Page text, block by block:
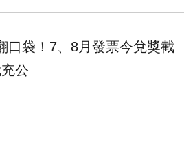
口袋！7、8月發票今兌獎截
公